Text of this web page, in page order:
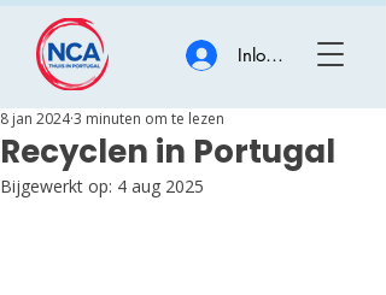
Inloggen
Recyclen in Portugal
8 jan 20243 minuten om te lezen
Bijgewerkt op: 4 aug 2025